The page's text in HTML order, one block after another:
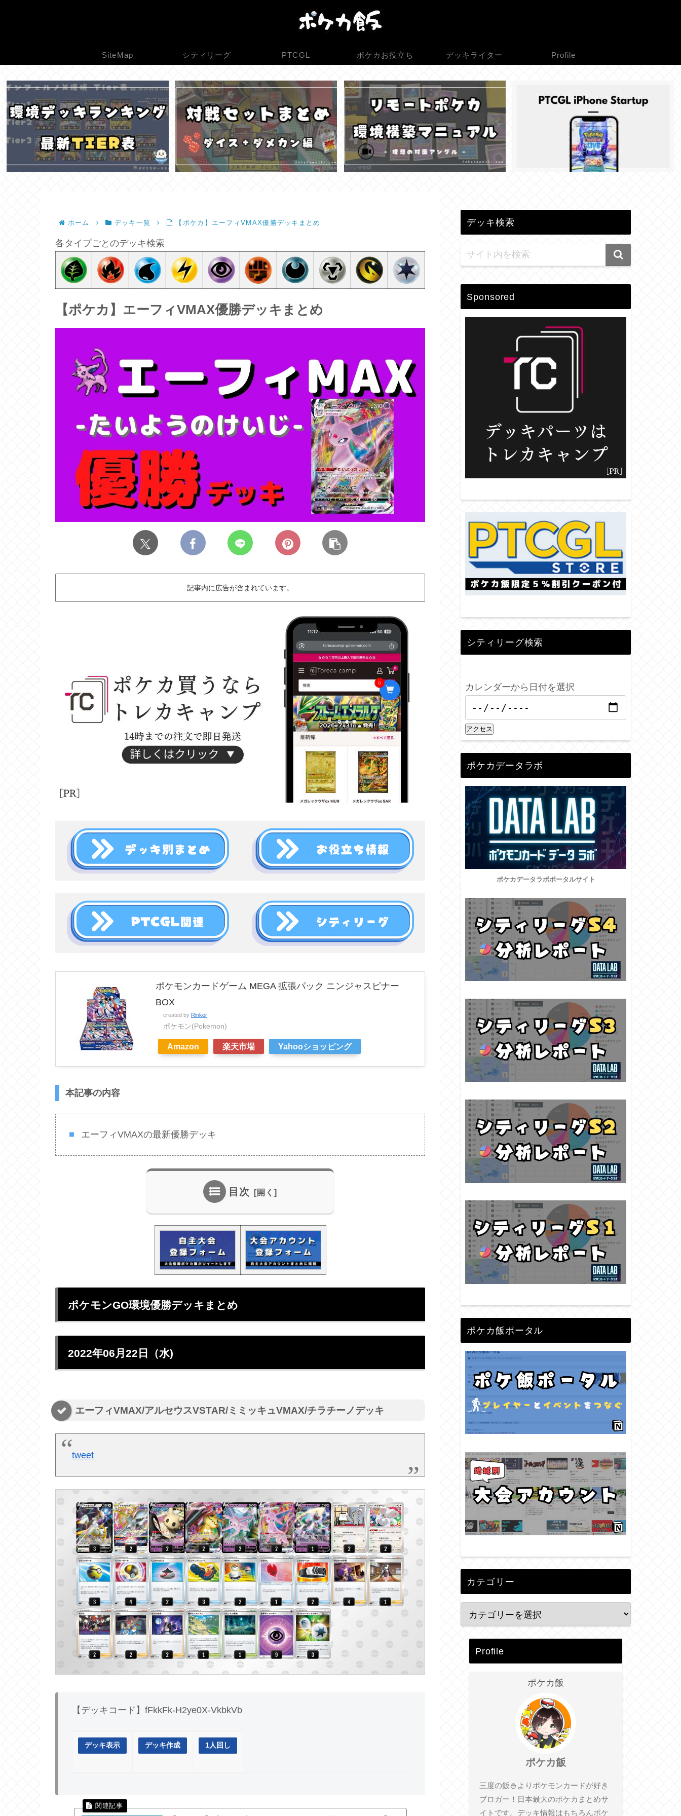
SiteMap シティリーグ PTCGL ポケカお役立ち デッキライター Profile
ホーム デッキ一覧 【ポケカ】エーフィVMAX優勝デッキまとめ
各タイプごとのデッキ検索
【ポケカ】エーフィVMAX優勝デッキまとめ
記事内に広告が含まれています。
ポケモンカードゲーム MEGA 拡張パック ニンジャスピナー
BOX
created by Rinker
ポケモン(Pokemon)
Amazon 楽天市場 Yahooショッピング
本記事の内容
エーフィVMAXの最新優勝デッキ
目次
ポケモンGO環境優勝デッキまとめ
2022年06月22日（水)
エーフィVMAX/アルセウスVSTAR/ミミッキュVMAX/チラチーノデッキ
tweet
【デッキコード】fFkkFk-H2ye0X-VkbkVb
デッキ表示 デッキ作成 1人回し
デッキ検索
Sponsored
シティリーグ検索
カレンダーから日付を選択
アクセス
ポケカデータラボ
ポケカデータラボポータルサイト
ポケカ飯ポータル
カテゴリー
Profile
ポケカ飯
ポケカ飯
三度の飯🍚よりポケモンカードが好き
ブロガー！日本最大のポケカまとめサ
イトです。デッキ情報はもちろんポケ